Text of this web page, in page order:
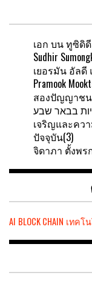
เอก บนทูซิดิ
Sudhir
เยอรมัน อัลดี
Pramook
สองปัญญาช
เจริญและคว
ปัจจุบัน(3)
จิดาภา ตั้งพร
AI BLOCK CHAIN เทคโ